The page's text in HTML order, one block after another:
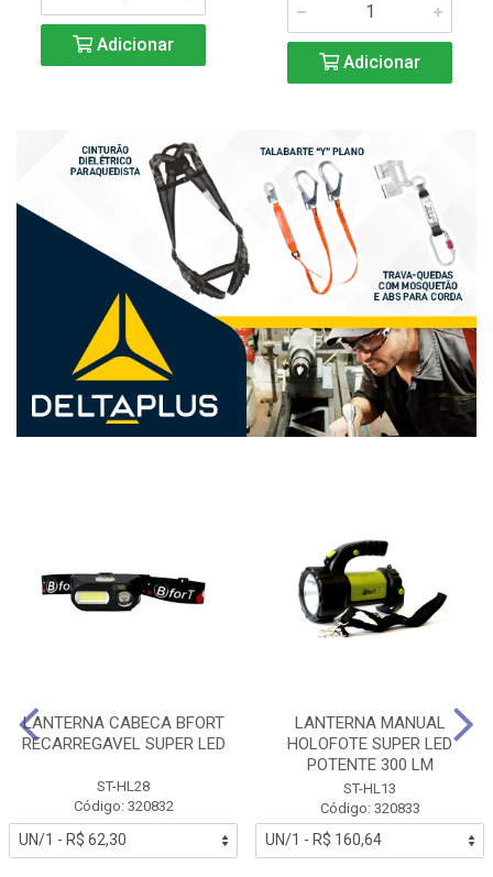
Adicionar
Adicionar
LANTERNA CABECA BFORT
RECARREGAVEL SUPER LED
ST-HL28
Código: 320832
LANTERNA MANUAL
HOLOFOTE SUPER LED
POTENTE 300 LM
ST-HL13
Código: 320833